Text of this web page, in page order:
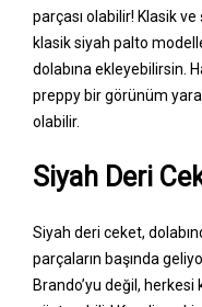
parçası olabilir! Klasik
klasik siyah palto
dolabına ekleyebilirsin.
preppy bir görünüm
olabilir.
Siyah Deri
Siyah deri ceket,
parçaların başında
Brando’yu değil,